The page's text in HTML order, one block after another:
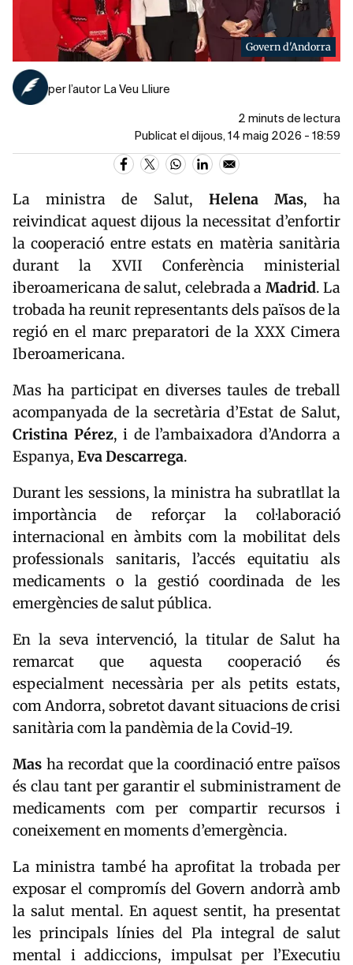
Govern d'Andorra
per l’autor La Veu Lliure
2 minuts de lectura
Publicat el dijous, 14 maig 2026 - 18:59
La ministra de Salut, Helena Mas, ha
reivindicat aquest dijous la necessitat d’enfortir
la cooperació entre estats en matèria sanitària
durant la XVII Conferència ministerial
iberoamericana de salut, celebrada a Madrid. La
trobada ha reunit representants dels països de la
regió en el marc preparatori de la XXX Cimera
Iberoamericana.
Mas ha participat en diverses taules de treball
acompanyada de la secretària d’Estat de Salut,
Cristina Pérez, i de l’ambaixadora d’Andorra a
Espanya, EvaDescarrega.
Durant les sessions, la ministra ha subratllat la
importància de reforçar la col·laboració
internacional en àmbits com la mobilitat dels
professionals sanitaris, l’accés equitatiu als
medicaments o la gestió coordinada de les
emergències de salut pública.
En la seva intervenció, la titular de Salut ha
remarcat que aquesta cooperació és
especialment necessària per als petits estats,
com Andorra, sobretot davant situacions de crisi
sanitària com la pandèmia de la Covid-19.
Mas ha recordat que la coordinació entre països
és clau tant per garantir el subministrament de
medicaments com per compartir recursos i
coneixement en moments d’emergència.
La ministra també ha aprofitat la trobada per
exposar el compromís del Govern andorrà amb
la salut mental. En aquest sentit, ha presentat
les principals línies del Pla integral de salut
mental i addiccions, impulsat per l’Executiu